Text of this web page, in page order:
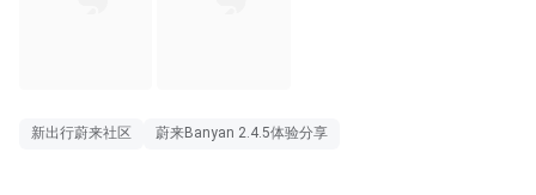
新出行蔚来社区 蔚来Banyan 2.4.5体验分享